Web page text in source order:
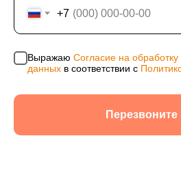
+7
Выражаю Согласие на
данных в соответствии с
Александрович, ИНН 244602309980,
311246801200021, ОКПО 0176154523
Согласие на обработку
Информация на сайте не является